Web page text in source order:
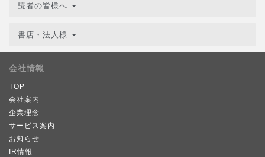
読者の皆様へ
書店・法人様
会社情報
TOP
会社案内
企業理念
サービス案内
お知らせ
IR情報